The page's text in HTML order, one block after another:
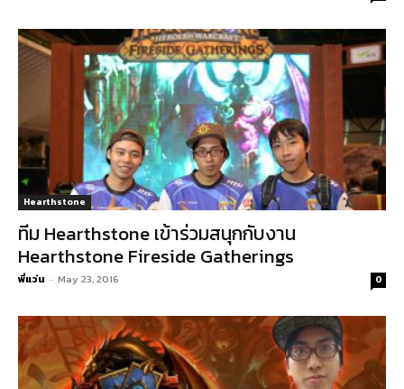
Hearthstone
ทีม Hearthstone เข้าร่วมสนุกกับงาน
Hearthstone Fireside Gatherings
พี่แว่น - May 23, 2016 0